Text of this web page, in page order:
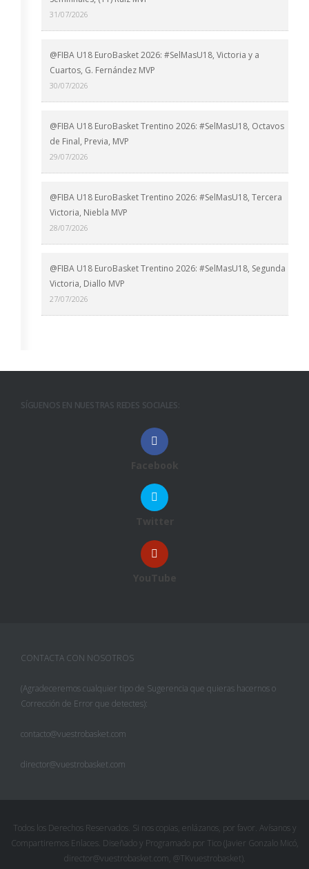
31/07/2026
@FIBA U18 EuroBasket 2026: #SelMasU18, Victoria y a
Cuartos, G. Fernández MVP
30/07/2026
@FIBA U18 EuroBasket Trentino 2026: #SelMasU18, Octavos
de Final, Previa, MVP
29/07/2026
@FIBA U18 EuroBasket Trentino 2026: #SelMasU18, Tercera
Victoria, Niebla MVP
28/07/2026
@FIBA U18 EuroBasket Trentino 2026: #SelMasU18, Segunda
Victoria, Diallo MVP
27/07/2026
SÍGUENOS EN NUESTRAS REDES SOCIALES:
Facebook
Twitter
YouTube
CONTACTA CON NOSOTROS
(Agradeceremos cualquier tipo de Sugerencia que quieras hacernos o
Corrección de Error que detectes):
contacto@vuestrobasket.com
director@vuestrobasket.com
Todos los Derechos Reservados. Si nos copias, enlázanos, por favor. Avísanos y
Compartiremos Enlaces. Diseñado y Programado por Tico (Javier Gonzalo Micó,
director@vuestrobasket.com, @TKvuestrobasket).